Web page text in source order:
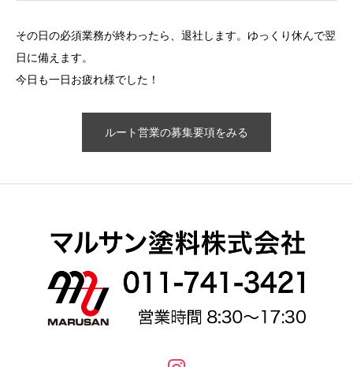
その日の必須業務が終わったら、退社します。ゆっくり休んで翌
日に備えます。
今日も一日お疲れ様でした！
ルート営業の募集要項をみる